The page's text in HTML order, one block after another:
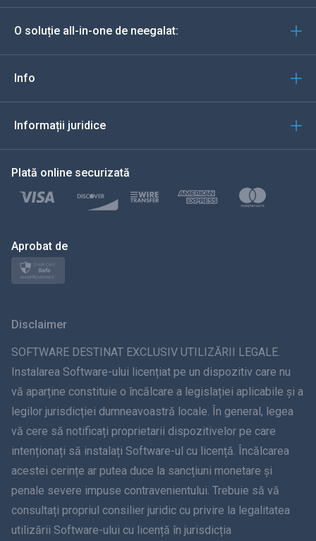
Deutsch
Türkçe
Polski
ภาษาไทย
Dansk
हिंदी
עברית
O soluție all-in-one de neegalat:
Info
Informații juridice
Plată online securizată
Aprobat de
Disclaimer
SOFTWARE DESTINAT EXCLUSIV UTILIZĂRII LEGALE.
Instalarea Software-ului licențiat pe un dispozitiv care nu
vă aparține constituie o încălcare a legislației aplicabile și a
legilor jurisdicției dumneavoastră locale. În general, legea
vă cere să notificați proprietarii dispozitivelor pe care
intenționați să instalați Software-ul cu licență. Încălcarea
acestei cerințe ar putea duce la sancțiuni monetare și
penale severe impuse contravenientului. Trebuie să vă
consultați propriul consilier juridic cu privire la legalitatea
utilizării Software-ului cu licență în jurisdicția